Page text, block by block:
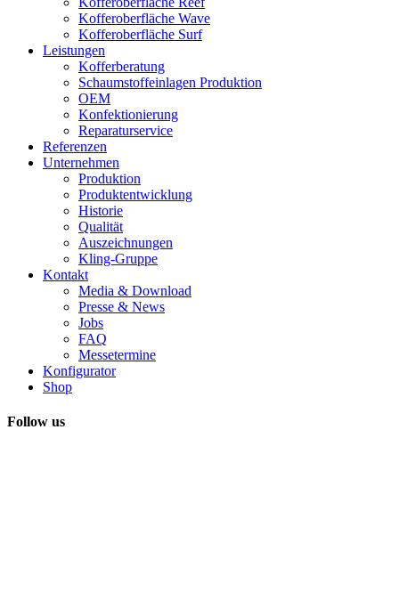
Kofferoberfläche Wave
Kofferoberfläche Surf
Leistungen
Kofferberatung
Schaumstoffeinlagen Produktion
OEM
Konfektionierung
Reparaturservice
Referenzen
Unternehmen
Produktion
Produktentwicklung
Historie
Qualität
Auszeichnungen
Kling-Gruppe
Kontakt
Media & Download
Presse & News
Jobs
FAQ
Messetermine
Konfigurator
Shop
Follow us